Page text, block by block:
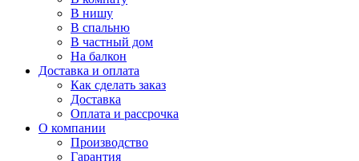
В нишу
В спальню
В частный дом
На балкон
Доставка и оплата
Как сделать заказ
Доставка
Оплата и рассрочка
О компании
Производство
Гарантия